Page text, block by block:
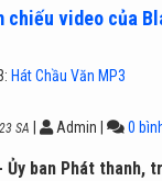
chiếu video của
Hát Chầu Văn MP3
SA Admin 0
ban Phát thanh,